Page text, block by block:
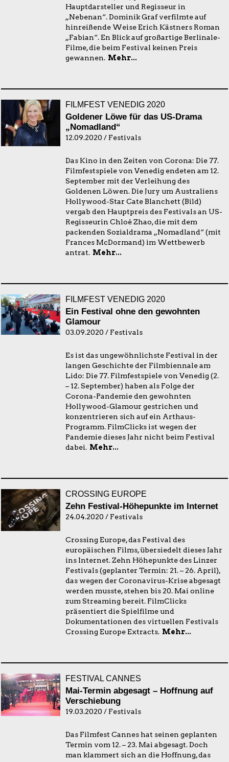
Hauptdarsteller und Regisseur in
„Nebenan“. Dominik Graf verfilmte auf
hinreißende Weise Erich Kästners Roman
„Fabian“. En Blick auf großartige Berlinale-
Filme, die beim Festival keinen Preis
gewannen. Mehr...
FILMFEST VENEDIG 2020
Goldener Löwe für das US-Drama
„Nomadland“
12.09.2020 / Festivals
Das Kino in den Zeiten von Corona: Die 77.
Filmfestspiele von Venedig endeten am 12.
September mit der Verleihung des
Goldenen Löwen. Die Jury um Australiens
Hollywood-Star Cate Blanchett (Bild)
vergab den Hauptpreis des Festivals an US-
Regisseurin Chloé Zhao, die mit dem
packenden Sozialdrama „Nomadland“ (mit
Frances McDormand) im Wettbewerb
antrat. Mehr...
FILMFEST VENEDIG 2020
Ein Festival ohne den gewohnten
Glamour
03.09.2020 / Festivals
Es ist das ungewöhnlichste Festival in der
langen Geschichte der Filmbiennale am
Lido: Die 77. Filmfestspiele von Venedig (2.
– 12. September) haben als Folge der
Corona-Pandemie den gewohnten
Hollywood-Glamour gestrichen und
konzentrieren sich auf ein Arthaus-
Programm. FilmClicks ist wegen der
Pandemie dieses Jahr nicht beim Festival
dabei. Mehr...
CROSSING EUROPE
Zehn Festival-Höhepunkte im Internet
24.04.2020 / Festivals
Crossing Europe, das Festival des
europäischen Films, übersiedelt dieses Jahr
ins Internet. Zehn Höhepunkte des Linzer
Festivals (geplanter Termin: 21. – 26. April),
das wegen der Coronavirus-Krise abgesagt
werden musste, stehen bis 20. Mai online
zum Streaming bereit. FilmClicks
präsentiert die Spielfilme und
Dokumentationen des virtuellen Festivals
Crossing Europe Extracts. Mehr...
FESTIVAL CANNES
Mai-Termin abgesagt – Hoffnung auf
Verschiebung
19.03.2020 / Festivals
Das Filmfest Cannes hat seinen geplanten
Termin vom 12. – 23. Mai abgesagt. Doch
man klammert sich an die Hoffnung, das